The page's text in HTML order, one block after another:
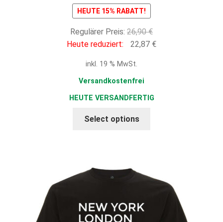
HEUTE 15% RABATT!
Regulärer Preis: 26,90€Ursprünglicher
Preis
Heute reduziert: 22,87 €Aktueller
inkl. 19 % MwSt.
Versandkostenfrei
HEUTE VERSANDFERTIG
Select options